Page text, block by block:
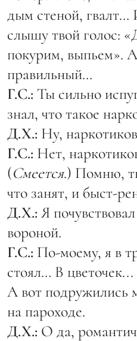
дым стеной, гвалт…
слышу твой голос:
покурим, выпьем».
правильный…
Г.С.: Ты сильно
знал, что такое
Д.Х.: Ну,
Г.С.: Нет,
(Смеется.) Помню,
что занят, и быст-
Д.Х.: Я
вороной.
Г.С.: По-моему, я в
стоял… В
А вот подружились
на пароходе.
Д.Х.: О да,